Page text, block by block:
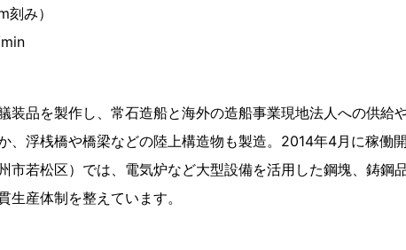
み）
装品を製作し、常石造船と海外の造船事業現地法人への供給
、浮桟橋や橋梁などの陸上構造物も製造。2014年4月に稼働
市若松区）では、電気炉など大型設備を活用した鋼塊、鋳鋼
産体制を整えています。